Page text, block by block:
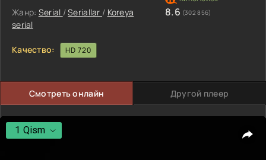
Жанр: Serial /Seriallar / Koreya
serial
8.6 (302 856)
Качество: HD 720
Смотреть онлайн Другой плеер
1 Qism